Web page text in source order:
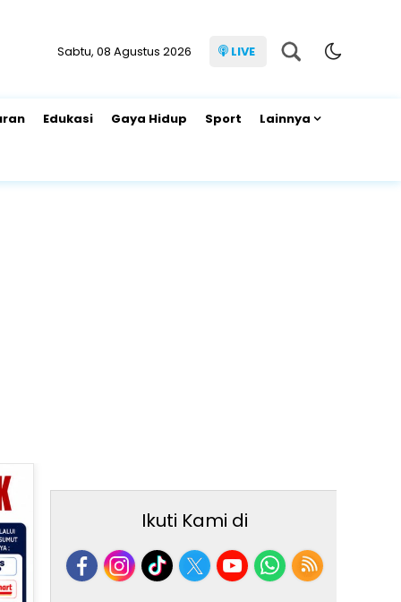
Sabtu, 08 Agustus 2026 LIVE
Edukasi Gaya Hidup Sport Lainnya
Ikuti Kami di